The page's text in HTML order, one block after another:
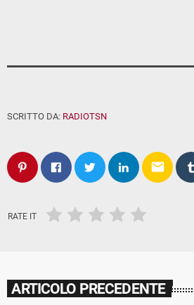
SCRITTO DA: RADIOTSN
email
RATE IT
ARTICOLO PRECEDENTE